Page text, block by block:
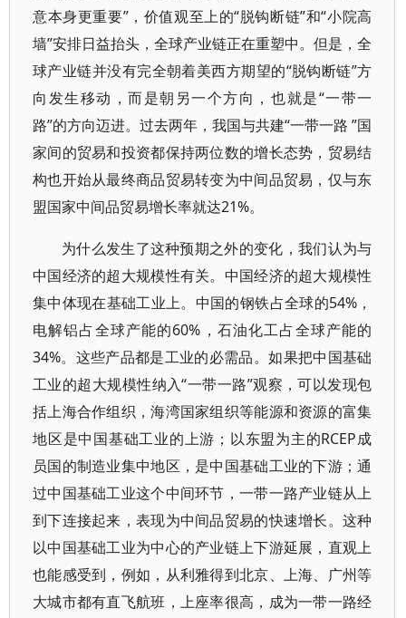
意本身更重要”，价值观至上的“脱钩断链”和“小院高
墙”安排日益抬头，全球产业链正在重塑中。但是，全
球产业链并没有完全朝着美西方期望的“脱钩断链”方
向发生移动，而是朝另一个方向，也就是“一带一
路”的方向迈进。过去两年，我国与共建“一带一路 ”国
家间的贸易和投资都保持两位数的增长态势，贸易结
构也开始从最终商品贸易转变为中间品贸易，仅与东
盟国家中间品贸易增长率就达21%。
为什么发生了这种预期之外的变化，我们认为与
中国经济的超大规模性有关。中国经济的超大规模性
集中体现在基础工业上。中国的钢铁占全球的54%，
电解铝占全球产能的60%，石油化工占全球产能的
34%。这些产品都是工业的必需品。如果把中国基础
工业的超大规模性纳入“一带一路”观察，可以发现包
括上海合作组织，海湾国家组织等能源和资源的富集
地区是中国基础工业的上游；以东盟为主的RCEP成
员国的制造业集中地区，是中国基础工业的下游；通
过中国基础工业这个中间环节，一带一路产业链从上
到下连接起来，表现为中间品贸易的快速增长。这种
以中国基础工业为中心的产业链上下游延展，直观上
也能感受到，例如，从利雅得到北京、上海、广州等
大城市都有直飞航班，上座率很高，成为一带一路经